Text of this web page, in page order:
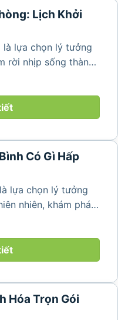
Lịch Khởi
là lựa chọn lý tưởng
rời nhịp sống thành
trong lành,
Có Gì Hấp
lựa chọn lý tưởng
nhiên, khám phá
nghỉ dưỡng yên
3N2Đ, hành trình có
Hóa Trọn Gói